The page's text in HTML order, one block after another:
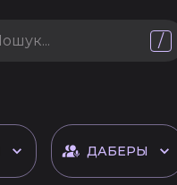
/
ДАБЕРЫ